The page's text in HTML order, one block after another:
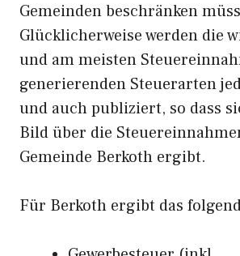
Gemeinden beschränken
Glücklicherweise werden die
und am meisten
generierenden Steuerarten
und auch publiziert, so dass
Bild über die
Gemeinde Berkoth ergibt.
Für Berkoth ergibt das